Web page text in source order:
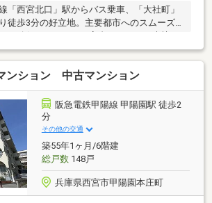
「西宮北口」駅からバス乗車、「大社町」
徒歩3分の好立地。主要都市へのスムーズ
受できる、総戸数49戸の落ち着いた規模感
ンです。建物は、安心の「株式会社大京ア
全部委託管理で、共用部も美しく維持され
周辺には日々のお買い物施設や公園、医療
し、日々の生活を快適にサポート。使い勝
取り設計は、ファミリー層からシニア層ま
ィット。西宮エリアでの快適な新生活を、
かな品質の住まいで。
ンション 中古マンション
阪急電鉄甲陽線 甲陽園駅 徒歩2
分
その他の交通
築55年1ヶ月/6階建
総戸数148戸
兵庫県西宮市甲陽園本庄町